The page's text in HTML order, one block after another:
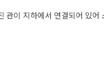
이 지하에서 연결되어 있어